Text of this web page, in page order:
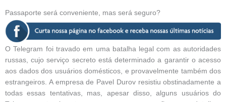
Passaporte será conveniente, mas será seguro?
O Telegram foi travado em uma batalha legal com as autoridades
russas, cujo serviço secreto está determinado a garantir o acesso
aos dados dos usuários domésticos, e provavelmente também dos
estrangeiros. A empresa de Pavel Durov resistiu obstinadamente a
todas essas tentativas, mas, apesar disso, alguns usuários do